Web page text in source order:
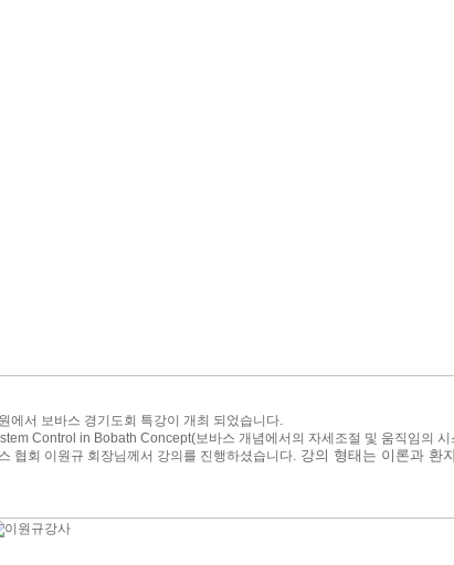
에서 보바스 경기도회 특강이 개최 되었습니다.
Control in Bobath Concept(보바스 개념에서의 자세조절 및 움직임의
협회 이원규 회장님께서 강의를 진행하셨습니다. 강의 형태는 이론과 환